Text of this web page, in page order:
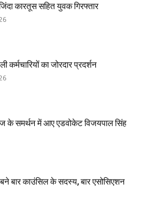
कारतूस सहित युवक गिरफ्तार
कर्मचारियों का जोरदार प्रदर्शन
के समर्थन में आए एडवोकेट विजयपाल सिंह
बने बार काउंसिल के सदस्य, बार एसोसिएशन